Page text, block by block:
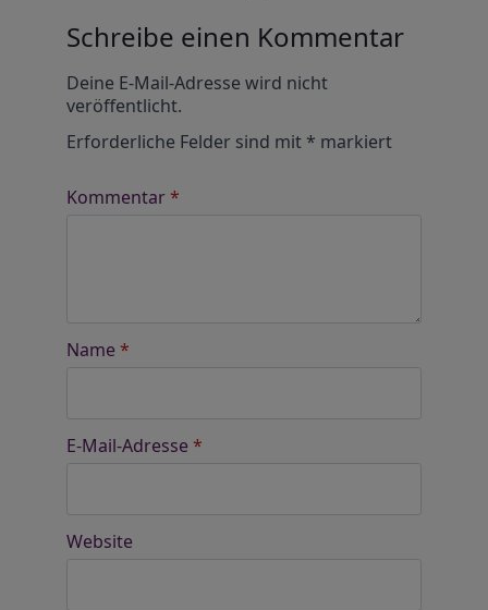
Schreibe einen Kommentar
Deine E-Mail-Adresse wird nicht
veröffentlicht.
Erforderliche Felder sind mit* markiert
Kommentar*
Name *
E-Mail-Adresse *
Website